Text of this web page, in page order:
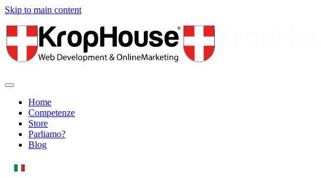
Skip to main content
Home
Competenze
Store
Parliamo?
Blog